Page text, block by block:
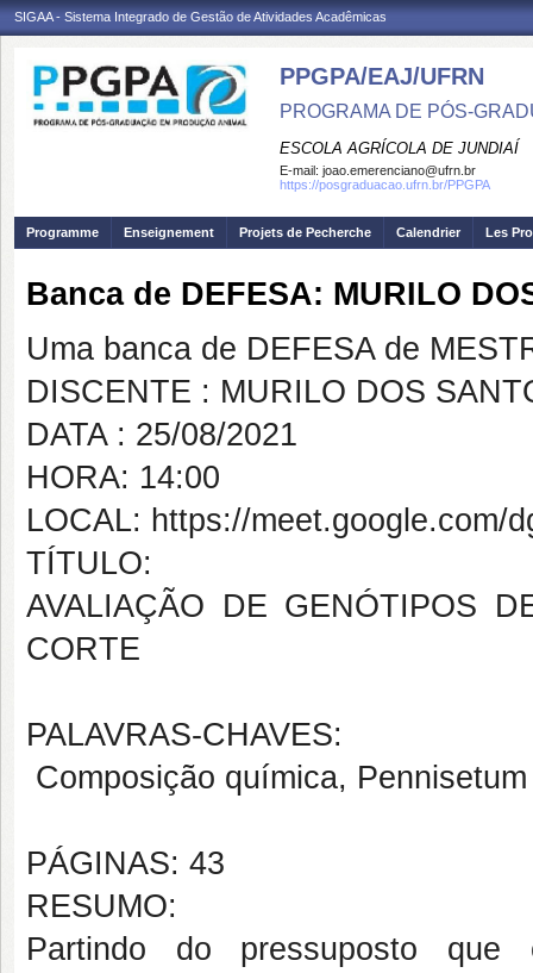
SIGAA - Sistema Integrado de Gestão de Atividades Acadêmicas
PPGPA/EAJ/UFRN
PROGRAMA DE PÓS-
ESCOLA AGRÍCOLA DE JUNDIAÍ
E-mail: joao.emerenciano@ufrn.br
https://posgraduacao.ufrn.br/PPGPA
Programme Enseignement Projets de Pecherche Calendrier Les
Banca de DEFESA: MURILO
Uma banca de DEFESA de
DISCENTE : MURILO DOS
DATA : 25/08/2021
HORA: 14:00
LOCAL: https://meet.google.com/
TÍTULO:
AVALIAÇÃO DE GENÓTIPOS
CORTE
PALAVRAS-CHAVES:
Composição química,
PÁGINAS: 43
RESUMO:
Partindo do pressuposto